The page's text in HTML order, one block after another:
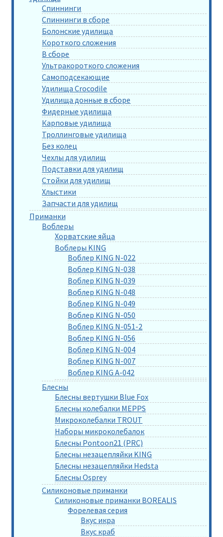
Спиннинги
Спиннинги в сборе
Болонские удилища
Короткого сложения
В сборе
Ультракороткого сложения
Самоподсекающие
Удилища Crocodile
Удилища донные в сборе
Фидерные удилища
Карповые удилища
Троллинговые удилища
Без колец
Чехлы для удилищ
Подставки для удилищ
Стойки для удилищ
Хлыстики
Запчасти для удилищ
Приманки
Воблеры
Хорватские яйца
Воблеры KING
Воблер KING N-022
Воблер KING N-038
Воблер KING N-039
Воблер KING N-048
Воблер KING N-049
Воблер KING N-050
Воблер KING N-051-2
Воблер KING N-056
Воблер KING N-004
Воблер KING N-007
Воблер KING A-042
Блесны
Блесны вертушки Blue Fox
Блесны колебалки MEPPS
Микроколебалки TROUT
Наборы микроколебалок
Блесны Pontoon21 (PRC)
Блесны незацепляйки KING
Блесны незацепляйки Hedsta
Блесны Osprey
Силиконовые приманки
Силиконовые приманки BOREALIS
Форелевая серия
Вкус икра
Вкус краб